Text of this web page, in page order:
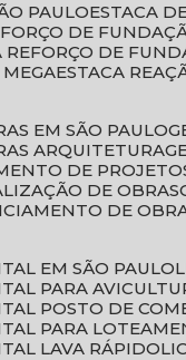
PAULO
ESTACA
DE
REFORÇO DE
MEGA ESTACA
EM SÃO PAULO
ARQUITETURA
DE
DE OBRAS
DE
EM SÃO PAULO
PARA
POSTO DE
PARA
LAVA RÁPIDO